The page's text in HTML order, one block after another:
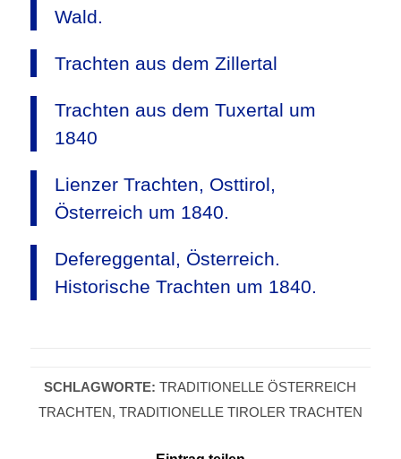
Wald.
Trachten aus dem Zillertal
Trachten aus dem Tuxertal um
1840
Lienzer Trachten, Osttirol,
Österreich um 1840.
Defereggental, Österreich.
Historische Trachten um 1840.
SCHLAGWORTE: TRADITIONELLE ÖSTERREICH
TRACHTEN, TRADITIONELLE TIROLER TRACHTEN